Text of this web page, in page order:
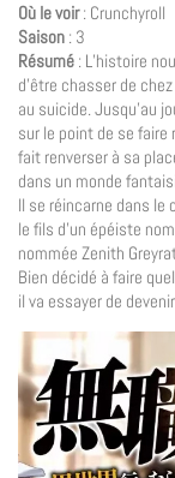
Où le voir: Crunchyroll
Saison : 3
Résumé : L’histoire
d’être chasser de
au suicide. Jusqu’au
sur le point de se faire
fait renverser à sa
dans un monde
Il se réincarne dans le
le fils d’un épéiste
nommée Zenith
Bien décidé à faire
il va essayer de